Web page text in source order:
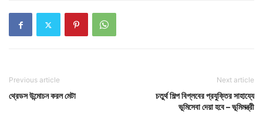
Previous article
থ্রেডস উন্মোচন করল মেটা
Next article
চতুর্থ শিল্প বিপ্লবের প্রযুক্তির সাহায্যে
ভূমিসেবা দেয়া হবে – ভূমিমন্ত্রী